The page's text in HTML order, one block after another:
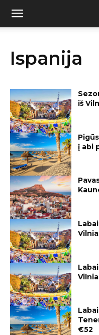
Ispanija
iš
į abi
€52